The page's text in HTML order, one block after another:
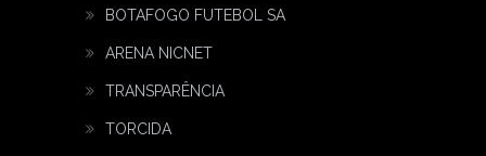
BOTAFOGO FUTEBOL SA
ARENA NICNET
TRANSPARÊNCIA
TORCIDA